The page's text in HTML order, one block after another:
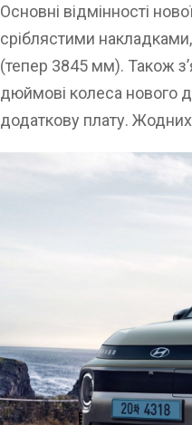
Основні відмінності
сріблястими
(тепер 3845 мм). Також
дюймові колеса нового
додаткову плату. Жодних